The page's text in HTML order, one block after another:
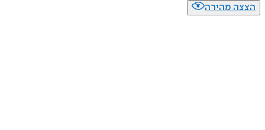
הצצה מהירה